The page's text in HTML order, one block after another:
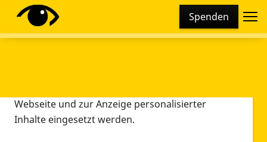
Spenden
Diese Webseite setzt verschiedene Cookies und
Tracking-Tools ein. Dies beinhaltet Cookies und
Webseite und zur Anzeige personalisierter
Inhalte eingesetzt werden.